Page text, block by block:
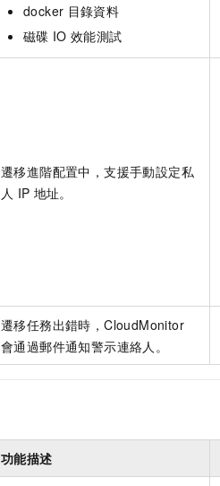
docker 目錄資料
磁碟 IO 效能測試
遷移進階配置中，支援手動設定私
人 IP 地址。
遷移任務出錯時，CloudMonitor
會通過郵件通知警示連絡人。
功能描述